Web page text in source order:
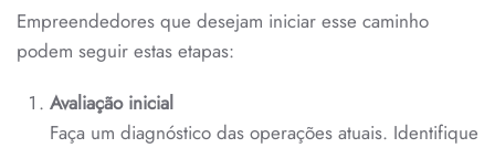
Empreendedores que desejam iniciar esse caminho
podem seguir estas etapas:
Avaliação inicial
Faça um diagnóstico das operações atuais. Identifique